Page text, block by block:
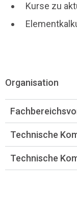
Kurse zu
Organisation
Technische
Technische